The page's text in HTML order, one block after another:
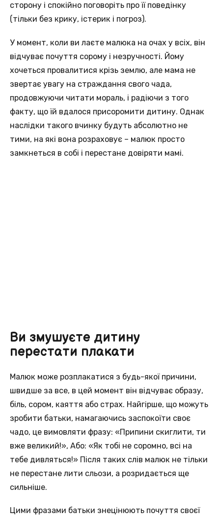
сторону і спокійно поговоріть про її поведінку
(тільки без крику, істерик і погроз).
У момент, коли ви лаєте малюка на очах у всіх, він
відчуває почуття сорому і незручності. Йому
хочеться провалитися крізь землю, але мама не
звертає увагу на страждання свого чада,
продовжуючи читати мораль, і радіючи з того
факту, що їй вдалося присоромити дитину. Однак
наслідки такого вчинку будуть абсолютно не
тими, на які вона розраховує – малюк просто
замкнеться в собі і перестане довіряти мамі.
Ви змушуєте дитину
перестати плакати
Малюк може розплакатися з будь-якої причини,
швидше за все, в цей момент він відчуває образу,
біль, сором, каяття або страх. Найгірше, що можуть
зробити батьки, намагаючись заспокоїти своє
чадо, це вимовляти фразу: «Припини скиглити, ти
вже великий!», Або: «Як тобі не соромно, всі на
тебе дивляться!» Після таких слів малюк не тільки
не перестане лити сльози, а розридається ще
сильніше.
Цими фразами батьки знецінюють почуття своєї